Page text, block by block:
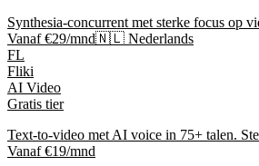
Synthesia-concurrent met sterke focus op
Vanaf €29/mnd🇳🇱 Nederlands
FL
Fliki
AI Video
Gratis tier
Text-to-video met AI voice in 75+ talen.
Vanaf €19/mnd